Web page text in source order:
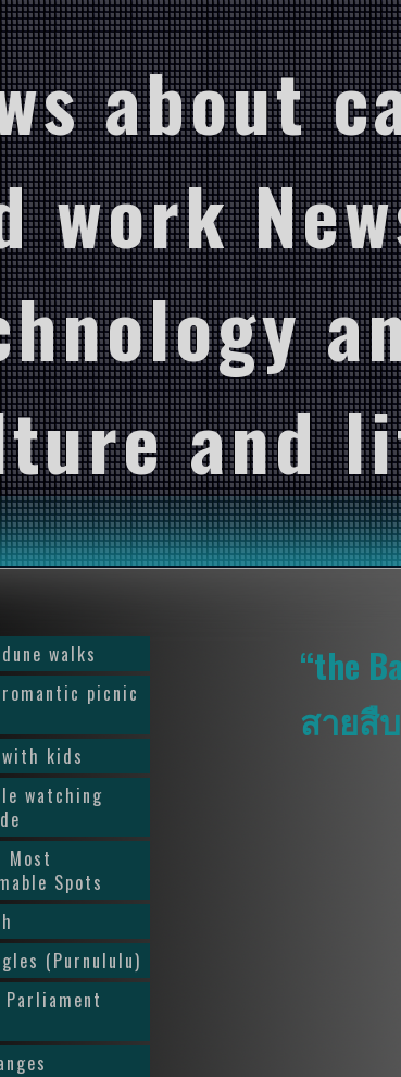
about
work
and
“the
สายสื
walks
romantic picnic
with kids
watching
Most
Spots
(Purnululu)
Parliament